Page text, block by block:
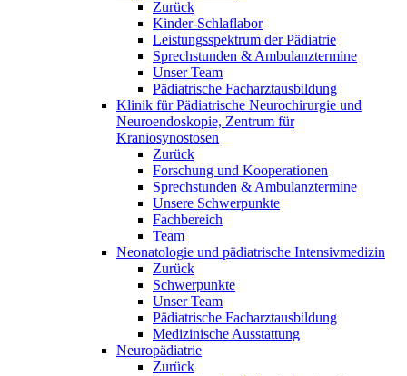
Zurück
Kinder-Schlaflabor
Leistungsspektrum der Pädiatrie
Sprechstunden & Ambulanztermine
Unser Team
Pädiatrische Facharztausbildung
Klinik für Pädiatrische Neurochirurgie und
Neuroendoskopie, Zentrum für
Kraniosynostosen
Zurück
Forschung und Kooperationen
Sprechstunden & Ambulanztermine
Unsere Schwerpunkte
Fachbereich
Team
Neonatologie und pädiatrische Intensivmedizin
Zurück
Schwerpunkte
Unser Team
Pädiatrische Facharztausbildung
Medizinische Ausstattung
Neuropädiatrie
Zurück